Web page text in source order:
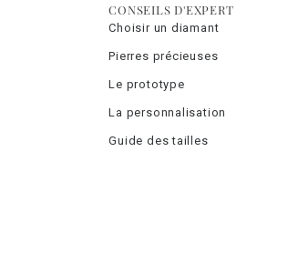
CONSEILS D'EXPERT
Choisir un diamant
Pierres précieuses
Le prototype
La personnalisation
Guide des tailles